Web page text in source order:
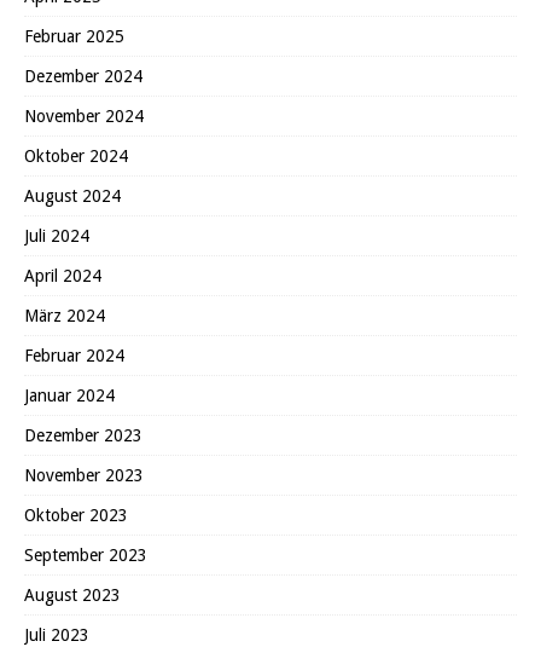
Februar 2025
Dezember 2024
November 2024
Oktober 2024
August 2024
Juli 2024
April 2024
März 2024
Februar 2024
Januar 2024
Dezember 2023
November 2023
Oktober 2023
September 2023
August 2023
Juli 2023